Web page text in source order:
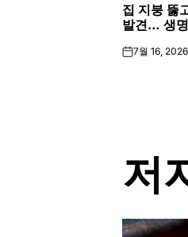
IN
집 지붕 뚫
발견… 생
on7월 16, 2026
저